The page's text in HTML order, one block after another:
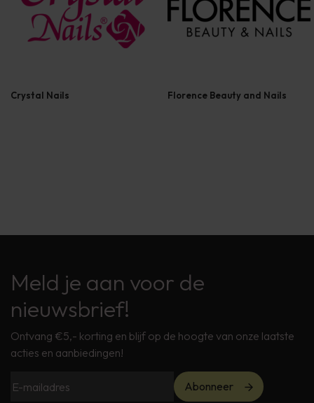
Crystal Nails Florence Beauty and Nails
Meld je aan voor de
nieuwsbrief!
Ontvang €5,- korting en blijf op de hoogte van onze laatste
acties en aanbiedingen!
Abonneer